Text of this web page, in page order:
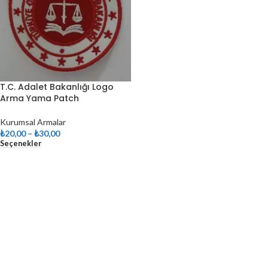
T.C. Adalet Bakanlığı Logo
Arma Yama Patch
Kurumsal Armalar
₺20,00 – ₺30,00
Seçenekler